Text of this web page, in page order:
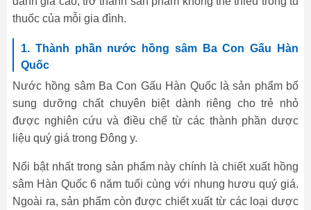
thuốc của mỗi gia đình.
1. Thành phần nước hồng sâm Ba Con Gấu Hàn
Quốc
Nước hồng sâm Ba Con Gấu Hàn Quốc là sản phẩm bổ
sung dưỡng chất chuyên biệt dành riêng cho trẻ nhỏ
được nghiên cứu và điều chế từ các thành phần dược
liệu quý giá trong Đông y.
Nổi bật nhất trong sản phẩm này chính là chiết xuất hồng
sâm Hàn Quốc 6 năm tuổi cùng với nhung hươu quý giá.
Ngoài ra, sản phẩm còn được chiết xuất từ các loại dược